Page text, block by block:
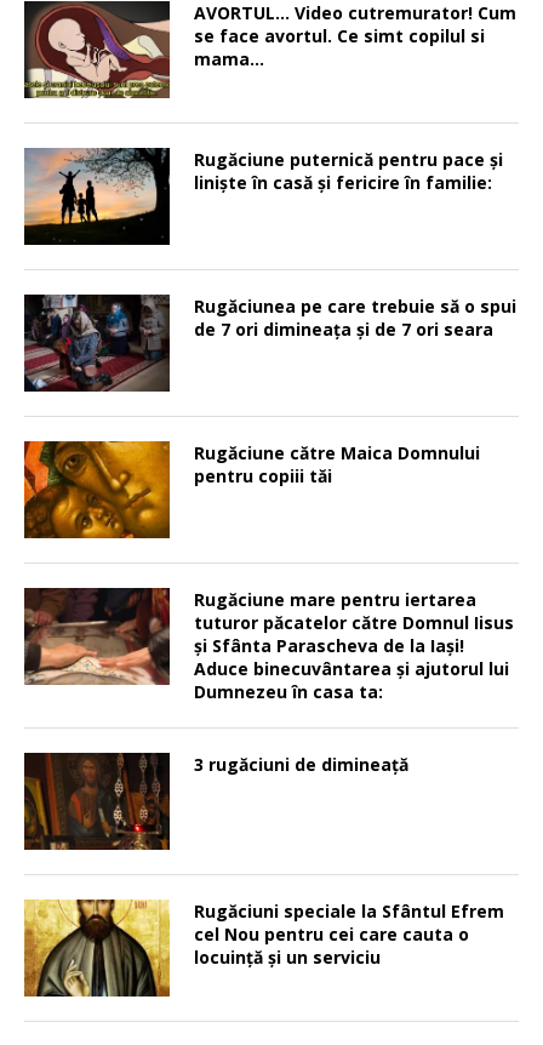
AVORTUL… Video cutremurator! Cum
se face avortul. Ce simt copilul si
mama…
Rugăciune puternică pentru pace şi
linişte în casă şi fericire în familie:
Rugăciunea pe care trebuie să o spui
de 7 ori dimineața și de 7 ori seara
Rugăciune către Maica Domnului
pentru copiii tăi
Rugăciune mare pentru iertarea
tuturor păcatelor către Domnul Iisus
şi Sfânta Parascheva de la Iaşi!
Aduce binecuvântarea şi ajutorul lui
Dumnezeu în casa ta:
3 rugăciuni de dimineață
Rugăciuni speciale la Sfântul Efrem
cel Nou pentru cei care cauta o
locuinţă şi un serviciu